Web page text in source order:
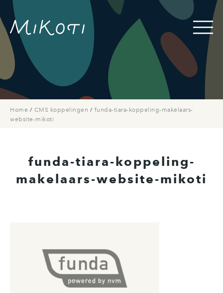
Home / CMS koppelingen / funda-tiara-koppeling-makelaars-
website-mikoti
funda-tiara-koppeling-
makelaars-website-mikoti